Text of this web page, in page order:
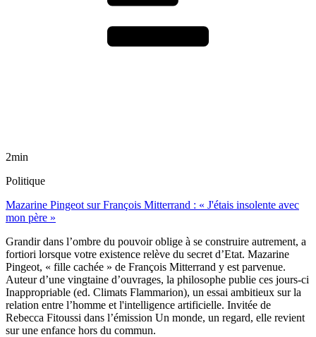
2min
Politique
Mazarine Pingeot sur François Mitterrand : « J'étais insolente avec
mon père »
Grandir dans l’ombre du pouvoir oblige à se construire autrement, a
fortiori lorsque votre existence relève du secret d’Etat. Mazarine
Pingeot, « fille cachée » de François Mitterrand y est parvenue.
Auteur d’une vingtaine d’ouvrages, la philosophe publie ces jours-ci
Inappropriable (ed. Climats Flammarion), un essai ambitieux sur la
relation entre l’homme et l'intelligence artificielle. Invitée de
Rebecca Fitoussi dans l’émission Un monde, un regard, elle revient
sur une enfance hors du commun.